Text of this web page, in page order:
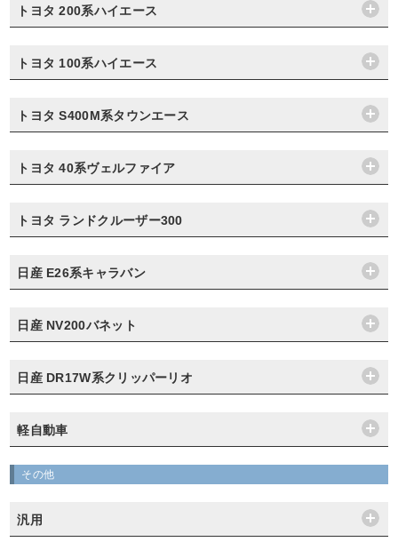
トヨタ 200系ハイエース
トヨタ 100系ハイエース
トヨタ S400M系タウンエース
トヨタ 40系ヴェルファイア
トヨタ ランドクルーザー300
日産 E26系キャラバン
日産 NV200バネット
日産 DR17W系クリッパーリオ
軽自動車
その他
汎用